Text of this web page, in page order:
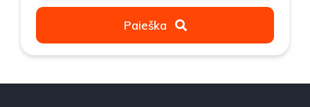
Paieška